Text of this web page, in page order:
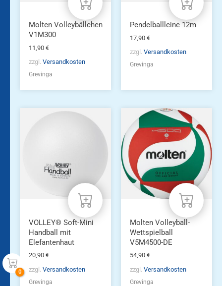
Molten Volleybällchen
V1M300
11,90 €
zzgl. Versandkosten
Grevinga
Pendelballleine 12m
17,90 €
zzgl. Versandkosten
Grevinga
VOLLEY® Soft-Mini
Handball mit
Elefantenhaut
20,90 €
zzgl. Versandkosten
Grevinga
Molten Volleyball-
Wettspielball
V5M4500-DE
54,90 €
zzgl. Versandkosten
Grevinga